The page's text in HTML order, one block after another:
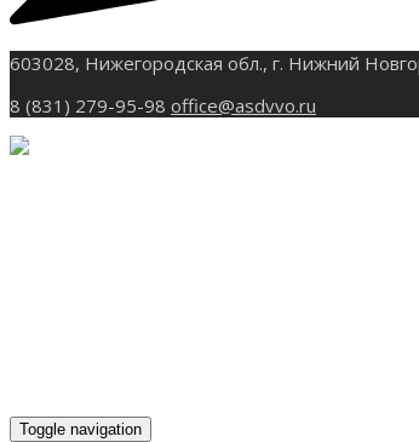
603028, Нижегородская обл., г. Нижний
8 (831) 279-95-98 office@asdvvo.ru
Toggle navigation